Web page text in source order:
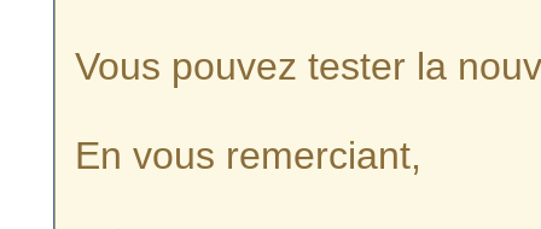
Vous pouvez tester la
En vous remerciant,